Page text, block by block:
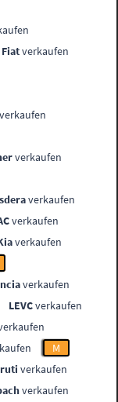
Fiatverkaufen
verkaufen
verkaufen
verkaufen
verkaufen
verkaufen
verkaufen
LEVCverkaufen
M
verkaufen
verkaufen